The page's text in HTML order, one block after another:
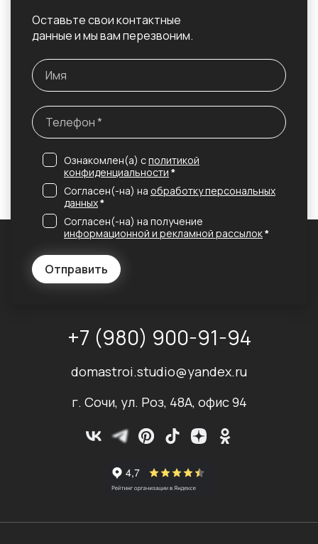
Оставьте свои контактные
данные и мы вам перезвоним.
Отправить
Ознакомлен(а) сполитикой
конфиденциальности *
Согласен(-на) на обработку персональных
данных*
Согласен(-на) на получение
информационной и рекламной рассылок*
+7 (980) 900-91-94
domastroi.studio@yandex.ru
г. Сочи, ул. Роз, 48А, офис 94